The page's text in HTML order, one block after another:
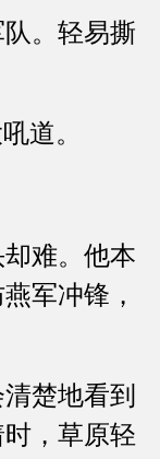
。轻易撕
道。
难。他本
军冲锋，
楚地看到
，草原轻